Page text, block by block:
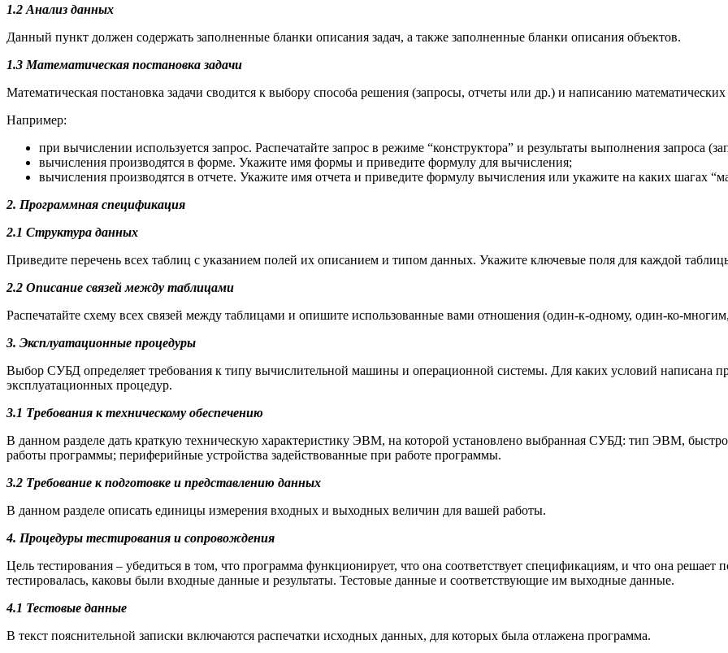
1.2 Анализ данных
Данный пункт должен содержать заполненные бланки описания задач, а также заполненные бланки описания объектов.
1.3 Математическая постановка задачи
Математическая постановка задачи сводится к выбору способа решения (запросы, отчеты или др.) и написанию
Например:
при вычислении используется запрос. Распечатайте запрос в режиме “конструктора” и результаты выполнения запроса
вычисления производятся в форме. Укажите имя формы и приведите формулу для вычисления;
вычисления производятся в отчете. Укажите имя отчета и приведите формулу вычисления или укажите на каких шагах
2. Программная спецификация
2.1 Структура данных
Приведите перечень всех таблиц с указанием полей их описанием и типом данных. Укажите ключевые поля для каждой
2.2 Описание связей между таблицами
Распечатайте схему всех связей между таблицами и опишите использованные вами отношения (один-к-одному, один-ко-
3. Эксплуатационные процедуры
Выбор СУБД определяет требования к типу вычислительной машины и операционной системы. Для каких условий написана
эксплуатационных процедур.
3.1 Требования к техническому обеспечению
В данном разделе дать краткую техническую характеристику ЭВМ, на которой установлено выбранная СУБД: тип ЭВМ,
работы программы; периферийные устройства задействованные при работе программы.
3.2 Требование к подготовке и представлению данных
В данном разделе описать единицы измерения входных и выходных величин для вашей работы.
4. Процедуры тестирования и сопровождения
Цель тестирования – убедиться в том, что программа функционирует, что она соответствует спецификациям, и что она решает
тестировалась, каковы были входные данные и результаты. Тестовые данные и соответствующие им выходные данные.
4.1 Тестовые данные
В текст пояснительной записки включаются распечатки исходных данных, для которых была отлажена программа.